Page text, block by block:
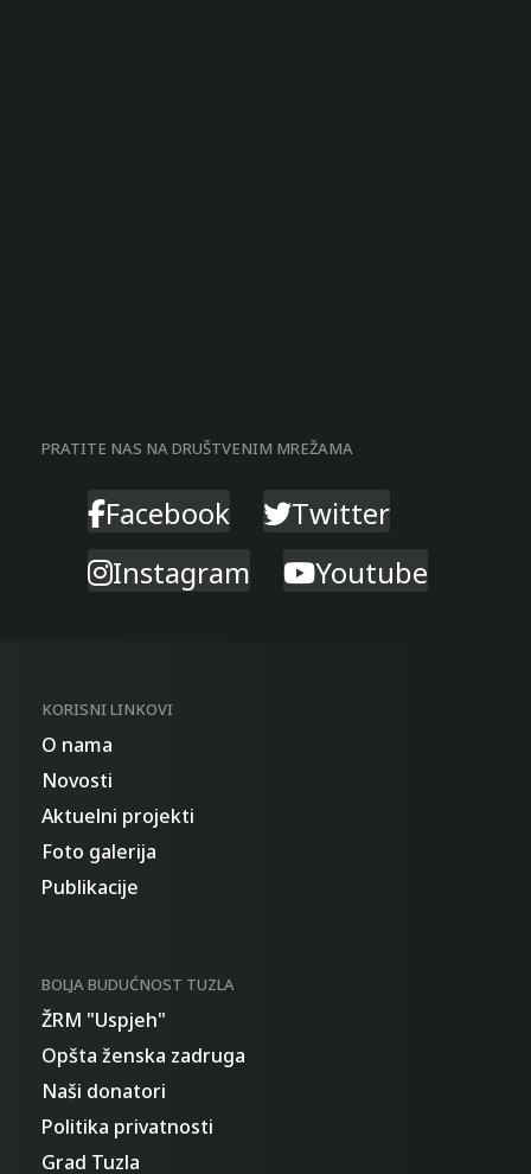
PRATITE NAS NA DRUŠTVENIM MREŽAMA
Facebook
Twitter
Instagram
Youtube
KORISNI LINKOVI
O nama
Novosti
Aktuelni projekti
Foto galerija
Publikacije
BOLJA BUDUĆNOST TUZLA
ŽRM "Uspjeh"
Opšta ženska zadruga
Naši donatori
Politika privatnosti
Grad Tuzla